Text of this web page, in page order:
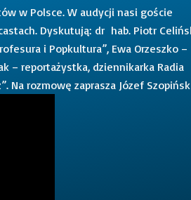
w Polsce. W audycji nasi goście
Dyskutują: dr hab. Piotr
i Popkultura”, Ewa Orzeszko –
– reportażystka, dziennikarka Radia
Na rozmowę zaprasza Józef